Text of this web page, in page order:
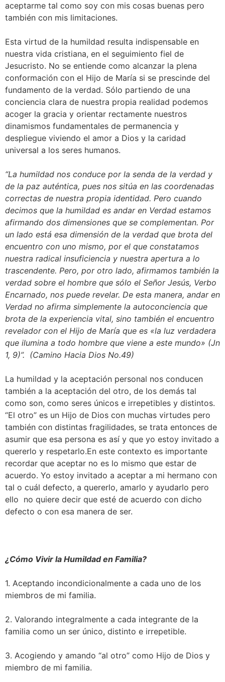
aceptarme tal como soy con mis cosas buenas pero
también con mis limitaciones.
Esta virtud de la humildad resulta indispensable en
nuestra vida cristiana, en el seguimiento fiel de
Jesucristo. No se entiende como alcanzar la plena
conformación con el Hijo de María si se prescinde del
fundamento de la verdad. Sólo partiendo de una
conciencia clara de nuestra propia realidad podemos
acoger la gracia y orientar rectamente nuestros
dinamismos fundamentales de permanencia y
despliegue viviendo el amor a Dios y la caridad
universal a los seres humanos.
“La humildad nos conduce por la senda de la verdad y
de la paz auténtica, pues nos sitúa en las coordenadas
correctas de nuestra propia identidad. Pero cuando
decimos que la humildad es andar en Verdad estamos
afirmando dos dimensiones que se complementan. Por
un lado está esa dimensión de la verdad que brota del
encuentro con uno mismo, por el que constatamos
nuestra radical insuficiencia y nuestra apertura a lo
trascendente. Pero, por otro lado, afirmamos también la
verdad sobre el hombre que sólo el Señor Jesús, Verbo
Encarnado, nos puede revelar. De esta manera, andar en
Verdad no afirma simplemente la autoconciencia que
brota de la experiencia vital, sino también el encuentro
revelador con el Hijo de María que es «la luz verdadera
que ilumina a todo hombre que viene a este mundo» (Jn
1, 9)”. (Camino Hacia Dios No.49)
La humildad y la aceptación personal nos conducen
también a la aceptación del otro, de los demás tal
como son, como seres únicos e irrepetibles y distintos.
“El otro” es un Hijo de Dios con muchas virtudes pero
también con distintas fragilidades, se trata entonces de
asumir que esa persona es así y que yo estoy invitado a
quererlo y respetarlo.En este contexto es importante
recordar que aceptar no es lo mismo que estar de
acuerdo. Yo estoy invitado a aceptar a mi hermano con
tal o cuál defecto, a quererlo, amarlo y ayudarlo pero
ello no quiere decir que esté de acuerdo con dicho
defecto o con esa manera de ser.
¿Cómo Vivir la Humildad en Familia?
1. Aceptando incondicionalmente a cada uno de los
miembros de mi familia.
2. Valorando integralmente a cada integrante de la
familia como un ser único, distinto e irrepetible.
3. Acogiendo y amando “al otro” como Hijo de Dios y
miembro de mi familia.